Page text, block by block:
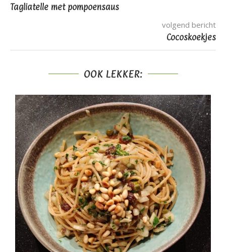
Tagliatelle met pompoensaus
volgend bericht
Cocoskoekjes
OOK LEKKER: